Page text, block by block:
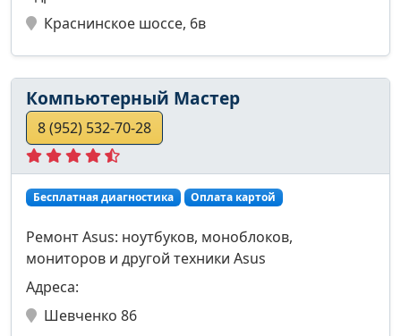
Краснинское шоссе, 6в
Компьютерный Мастер
8 (952) 532-70-28
Бесплатная диагностика Оплата картой
Ремонт Asus: ноутбуков, моноблоков,
мониторов и другой техники Asus
Адреса:
Шевченко 86